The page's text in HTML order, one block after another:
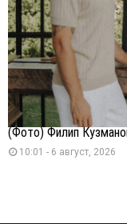
(Фото) Филип
10:01 - 6 август, 2026